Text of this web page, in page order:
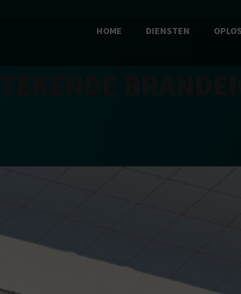
HOME DIENSTEN